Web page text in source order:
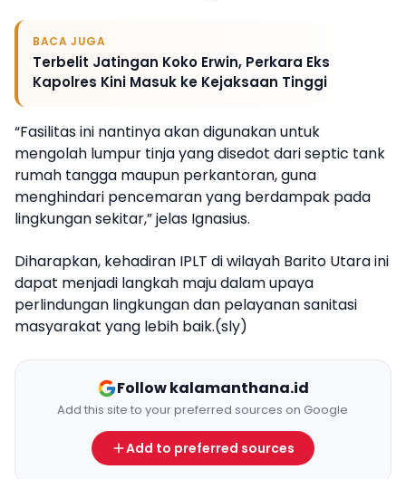
BACA JUGA
Terbelit Jatingan Koko Erwin, Perkara Eks
Kapolres Kini Masuk ke Kejaksaan Tinggi
“Fasilitas ini nantinya akan digunakan untuk
mengolah lumpur tinja yang disedot dari septic tank
rumah tangga maupun perkantoran, guna
menghindari pencemaran yang berdampak pada
lingkungan sekitar,” jelas Ignasius.
Diharapkan, kehadiran IPLT di wilayah Barito Utara ini
dapat menjadi langkah maju dalam upaya
perlindungan lingkungan dan pelayanan sanitasi
masyarakat yang lebih baik.(sly)
Follow kalamanthana.id
Add this site to your preferred sources on Google
Add to preferred sources